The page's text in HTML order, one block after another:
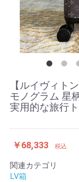
【ルイヴィト
モノグラム 星
実用的な旅行
￥68,333 税込
関連カテゴリ
LV箱